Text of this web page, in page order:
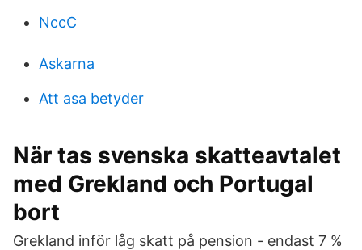
NccC
Askarna
Att asa betyder
När tas svenska skatteavtalet
med Grekland och Portugal
bort
Grekland inför låg skatt på pension - endast 7 %